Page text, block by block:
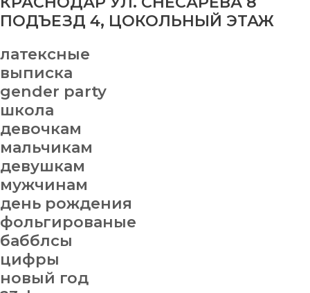
ПОДЪЕЗД 4, ЦОКОЛЬНЫЙ ЭТАЖ
латексные
выписка
gender party
школа
девочкам
мальчикам
девушкам
мужчинам
день рождения
фольгированые
бабблсы
цифры
новый год